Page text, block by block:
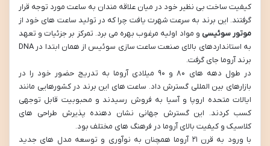
کیفیت ساخت بی نظیر خود در میان علاقه مندان به ساعت مورد توجه قرار
گرفتند. این برند به سرعت شهرت یافت چرا که در تولید ساعت های خود از
موتور سوئیسی و مواد اولیه مرغوب بهره می برد. تمرکز بر جزئیات و تعهد
به استانداردهای بالای صنعت ساعت سازی سوئیس از همان ابتدا در DNA
برند آروما جای گرفت.
در طول دهه های ۸۰ و ۹۰ میلادی آروما به تدریج حضور خود را در
بازارهای بین المللی گسترش داد. ساعت های این برند در کشورهایی مانند
ایالات متحده اروپا و آسیا به فروش رسیدند و محبوبیت قابل توجهی
کسب کردند. این گسترش جهانی نشان دهنده پذیرش طراحی های
کلاسیک و کیفیت بالای آروما در فرهنگ های مختلف بود.
با ورود به قرن ۲۱ آروما همچنان به نوآوری و توسعه مدل های جدید